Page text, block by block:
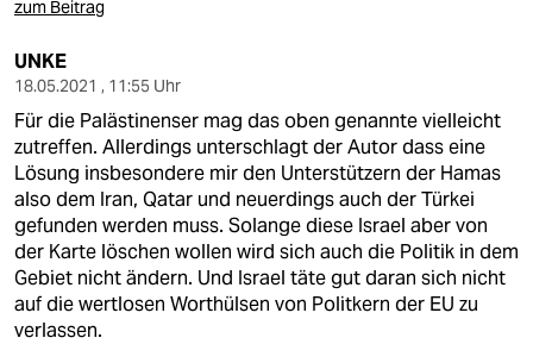
zum Beitrag
UNKE
18.05.2021 , 11:55 Uhr
Für die Palästinenser mag das oben genannte vielleicht
zutreffen. Allerdings unterschlagt der Autor dass eine
Lösung insbesondere mir den Unterstützern der Hamas
also dem Iran, Qatar und neuerdings auch der Türkei
gefunden werden muss. Solange diese Israel aber von
der Karte löschen wollen wird sich auch die Politik in dem
Gebiet nicht ändern. Und Israel täte gut daran sich nicht
auf die wertlosen Worthülsen von Politkern der EU zu
verlassen.